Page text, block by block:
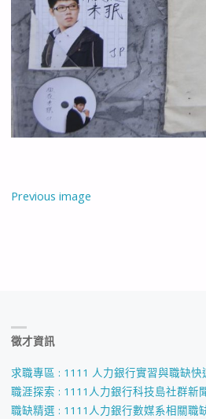
Previous image
徵才資訊
求職專區 : 1111 人力銀行實習與職缺快
職涯探索 : 1111人力銀行科技島社群新
職缺精選 : 1111人力銀行數媒系相關職